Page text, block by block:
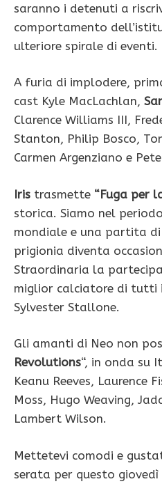
saranno i detenuti a
comportamento
ulteriore spirale di eventi.
A furia di implodere,
cast Kyle MacLachlan,
Clarence Williams III,
Stanton, Philip Bosco,
Carmen Argenziano e
Iris trasmette “Fuga per
storica. Siamo nel
mondiale e una partita
prigionia diventa
Straordinaria la
miglior calciatore di tutti
Sylvester Stallone.
Gli amanti di Neo non
Revolutions“, in onda su
Keanu Reeves, Laurence
Moss, Hugo Weaving,
Lambert Wilson.
Mettetevi comodi e
serata per questo giovedì